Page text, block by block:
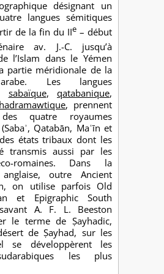
désignant un
langues sémitiques
de la fin du IIe – début
av. J.-C. jusqu’à
l’Islam dans le Yémen
partie méridionale de la
Les langues
sabaïque, qatabanique,
hadramawtique, prennent
quatre royaumes
Qatabān, Maʿīn et
états tribaux dont les
transmis aussi par les
romaines. Dans la
outre Ancient
on utilise parfois Old
et Epigraphic South
A. F. L. Beeston
le terme de Ṣayhadic,
de Ṣayhad, sur les
se développèrent les
les plus